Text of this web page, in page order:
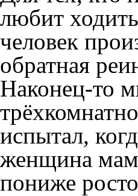
любит
человек
обратная
Наконец-то
испытал,
женщина
пониже